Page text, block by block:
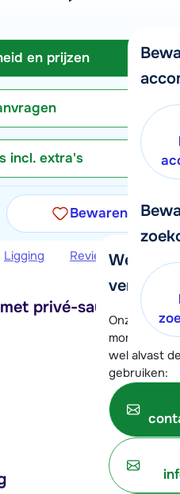
We
verder!
Onze
moment
wel alvast
gebruiken:
en prijzen
incl. extra's
Bewaren
Ligging Reviews
privé-sauna in